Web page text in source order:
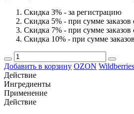
Скидка 3% - за регистрацию
Скидка 5% - при сумме заказов
Скидка 7% - при сумме заказов
Скидка 10% - при сумме
Добавить в корзину OZON Wildberries
Действие
Ингредиенты
Применение
Действие